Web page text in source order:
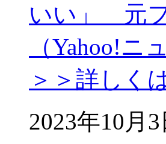
いい」 元
（Yahoo!ニ
＞＞詳しく
2023年10月